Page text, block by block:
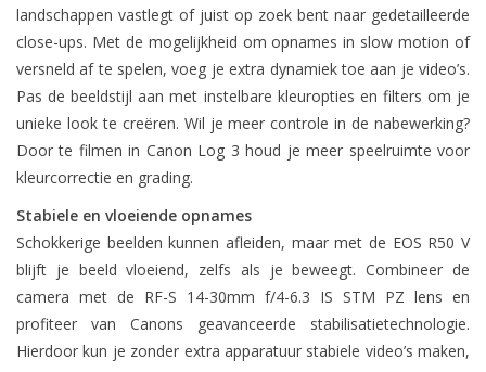
landschappen vastlegt of juist op zoek bent naar gedetailleerde
close-ups. Met de mogelijkheid om opnames in slow motion of
versneld af te spelen, voeg je extra dynamiek toe aan je video’s.
Pas de beeldstijl aan met instelbare kleuropties en filters om je
unieke look te creëren. Wil je meer controle in de nabewerking?
Door te filmen in Canon Log 3 houd je meer speelruimte voor
kleurcorrectie en grading.
Stabiele en vloeiende opnames
Schokkerige beelden kunnen afleiden, maar met de EOS R50 V
blijft je beeld vloeiend, zelfs als je beweegt. Combineer de
camera met de RF-S 14-30mm f/4-6.3 IS STM PZ lens en
profiteer van Canons geavanceerde stabilisatietechnologie.
Hierdoor kun je zonder extra apparatuur stabiele video’s maken,